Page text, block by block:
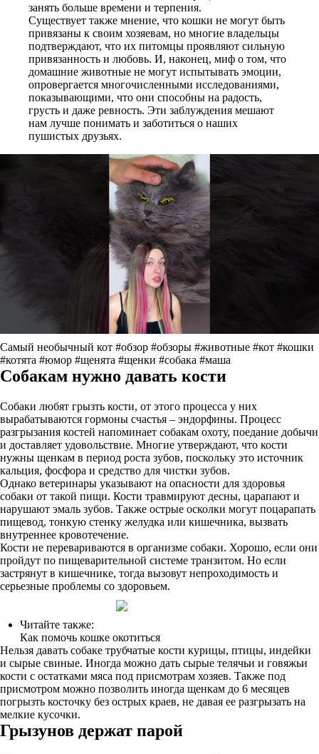
занять больше времени и терпения.
Существует также мнение, что кошки не могут быть
привязаны к своим хозяевам, но многие владельцы
подтверждают, что их питомцы проявляют сильную
привязанность и любовь. И, наконец, миф о том, что
домашние животные не могут испытывать эмоции,
опровергается многочисленными исследованиями,
показывающими, что они способны на радость,
грусть и даже ревность. Эти заблуждения мешают
нам лучше понимать и заботиться о наших
пушистых друзьях.
Самый необычный кот #обзор #обзоры #животные #кот #кошки
#котята #юмор #щенята #щенки #собака #маша
Собакам нужно давать кости
Собаки любят грызть кости, от этого процесса у них
вырабатываются гормоны счастья – эндорфины. Процесс
разгрызания костей напоминает собакам охоту, поедание добычи
и доставляет удовольствие. Многие утверждают, что кости
нужны щенкам в период роста зубов, поскольку это источник
кальция, фосфора и средство для чистки зубов.
Однако ветеринары указывают на опасности для здоровья
собаки от такой пищи. Кости травмируют десны, царапают и
нарушают эмаль зубов. Также острые осколки могут поцарапать
пищевод, тонкую стенку желудка или кишечника, вызвать
внутреннее кровотечение.
Кости не перевариваются в организме собаки. Хорошо, если они
пройдут по пищеварительной системе транзитом. Но если
застрянут в кишечнике, тогда вызовут непроходимость и
серьезные проблемы со здоровьем.
Читайте также:
Как помочь кошке окотиться
Нельзя давать собаке трубчатые кости курицы, птицы, индейки
и сырые свиные. Иногда можно дать сырые телячьи и говяжьи
кости с остатками мяса под присмотрам хозяев. Также под
присмотром можно позволить иногда щенкам до 6 месяцев
погрызть косточку без острых краев, не давая ее разгрызать на
мелкие кусочки.
Грызунов держат парой